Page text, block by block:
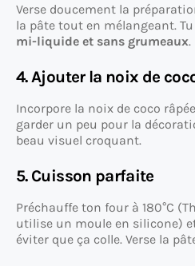
Verse doucement la
la pâte tout en mélangeant.
mi-liquide et sans grumeaux.
4. Ajouter la noix de
Incorpore la noix de coco
garder un peu pour la
beau visuel croquant.
5. Cuisson parfaite
Préchauffe ton four à 180°C
utilise un moule en silicone)
éviter que ça colle. Verse la